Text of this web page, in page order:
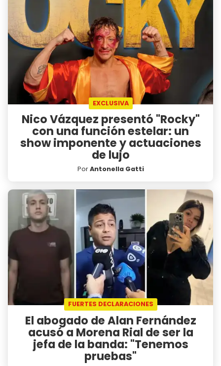
EXCLUSIVA
Nico Vázquez presentó "Rocky"
con una función estelar: un
show imponente y actuaciones
de lujo
PorAntonella Gatti
FUERTES DECLARACIONES
El abogado de Alan Fernández
acusó a Morena Rial de ser la
jefa de la banda: "Tenemos
pruebas"